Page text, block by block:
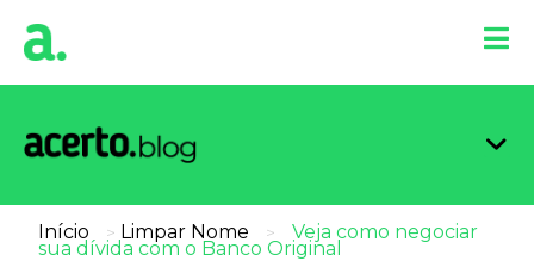
Início > Limpar Nome > Veja como negociar
sua dívida com o Banco Original